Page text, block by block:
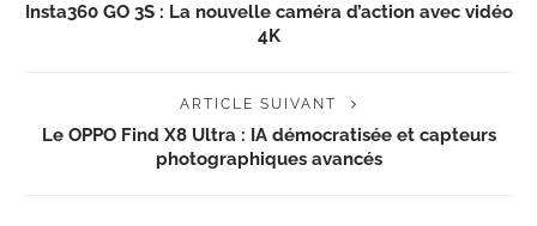
Insta360 GO 3S : La nouvelle caméra d’action avec vidéo
4K
ARTICLE SUIVANT
Le OPPO Find X8 Ultra : IA démocratisée et capteurs
photographiques avancés